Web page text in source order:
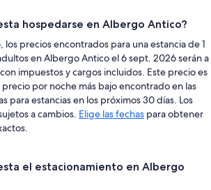
hospedarse en Albergo Antico?
los precios encontrados para una estancia de 1
en Albergo Antico el 6 sept. 2026 serán a
impuestos y cargos incluidos. Este precio es
por noche más bajo encontrado en las
para estancias en los próximos 30 días. Los
a cambios. Elige las fechas para obtener
el estacionamiento en Albergo